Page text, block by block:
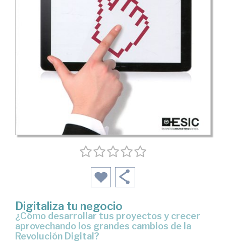
Digitaliza tu negocio
¿cómo desarrollar tus proyectos y crecer
aprovechando los grandes cambios de la
Revolución Digital?